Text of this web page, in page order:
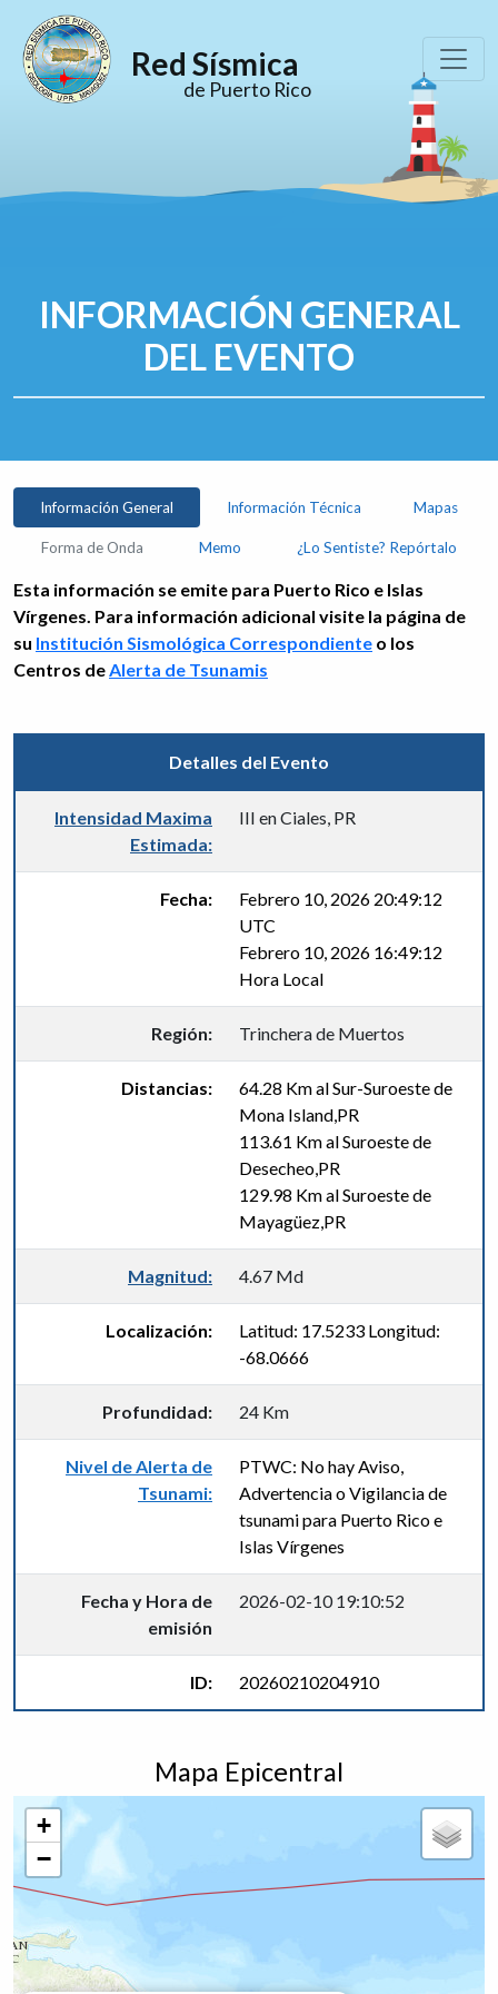
Red Sísmica
de Puerto Rico
INFORMACIÓN GENERAL
DEL EVENTO
Información General Información Técnica Mapas
Forma de Onda Memo ¿Lo Sentiste? Repórtalo
Esta información se emite para Puerto Rico e Islas
Vírgenes. Para información adicional visite la página de
su Institución Sismológica Correspondiente o los
Centros deAlerta de Tsunamis
Detalles del Evento
Intensidad Maxima
Estimada:
III en Ciales, PR
Fecha:
Febrero 10, 2026 20:49:12
UTC
Febrero 10, 2026 16:49:12
Hora Local
Región: Trinchera de Muertos
Distancias:
64.28 Km al Sur-Suroeste de
Mona Island,PR
113.61 Km al Suroeste de
Desecheo,PR
129.98 Km al Suroeste de
Mayagüez,PR
Magnitud: 4.67 Md
Localización:
Latitud: 17.5233 Longitud:
-68.0666
Profundidad: 24 Km
Nivel de Alerta de
Tsunami:
PTWC: No hay Aviso,
Advertencia o Vigilancia de
tsunami para Puerto Rico e
Islas Vírgenes
Fecha y Hora de
emisión
2026-02-10 19:10:52
ID: 20260210204910
Mapa Epicentral
+
−